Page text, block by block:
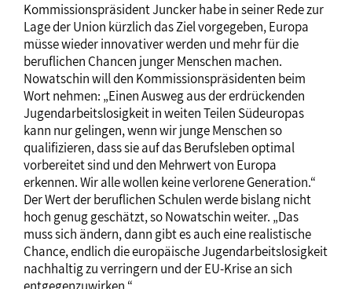
Kommissionspräsident Juncker habe in seiner Rede zur
Lage der Union kürzlich das Ziel vorgegeben, Europa
müsse wieder innovativer werden und mehr für die
beruflichen Chancen junger Menschen machen.
Nowatschin will den Kommissionspräsidenten beim
Wort nehmen: „Einen Ausweg aus der erdrückenden
Jugendarbeitslosigkeit in weiten Teilen Südeuropas
kann nur gelingen, wenn wir junge Menschen so
qualifizieren, dass sie auf das Berufsleben optimal
vorbereitet sind und den Mehrwert von Europa
erkennen. Wir alle wollen keine verlorene Generation.“
Der Wert der beruflichen Schulen werde bislang nicht
hoch genug geschätzt, so Nowatschin weiter. „Das
muss sich ändern, dann gibt es auch eine realistische
Chance, endlich die europäische Jugendarbeitslosigkeit
nachhaltig zu verringern und der EU-Krise an sich